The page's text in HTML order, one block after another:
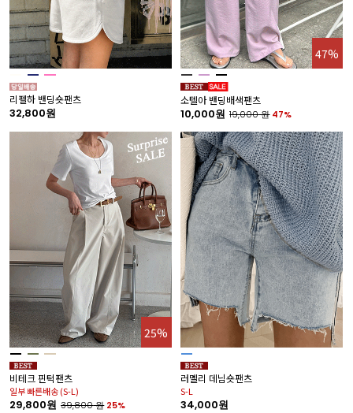
리펠하 밴딩숏팬츠
32,800원
47%
소텔아 밴딩배색팬츠
10,000원 19,000원 47%
25%
비테크 핀턱팬츠
일부 빠른배송 (S-L)
29,800원 39,800원 25%
러멜리 데님숏팬츠
S-L
34,000원